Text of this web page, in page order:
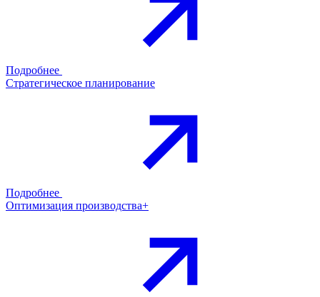
Подробнее
Стратегическое планирование
Подробнее
Оптимизация производства+